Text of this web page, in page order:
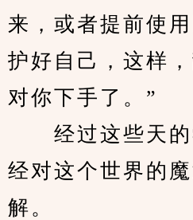
来，或者提前使
护好自己，这样
对你下手了。”
经过这些天的
经对这个世界的
解。